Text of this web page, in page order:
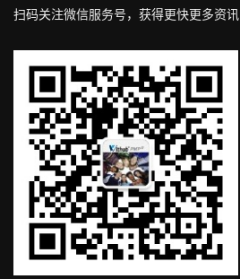
扫码关注微信服务号，获得更快更多资讯